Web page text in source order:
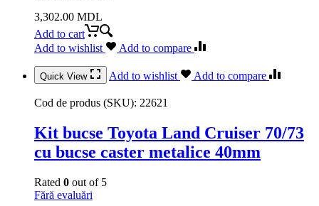
3,302.00 MDL
Add to cart
Add to wishlist
Add to compare
Quick View Add to wishlist Add to compare
Cod de produs (SKU): 22621
Kit bucse Toyota Land Cruiser 70/73
cu bucse caster metalice 40mm
Rated 0 out of 5
Fără evaluări